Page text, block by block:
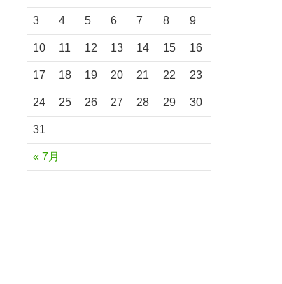
« 7月
3 4 5 6 7 8 9
10 11 12 13 14 15 16
17 18 19 20 21 22 23
24 25 26 27 28 29 30
31